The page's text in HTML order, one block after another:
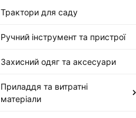
Трактори для саду
Ручний інструмент та пристрої
Захисний одяг та аксесуари
Приладдя та витратні
матеріали